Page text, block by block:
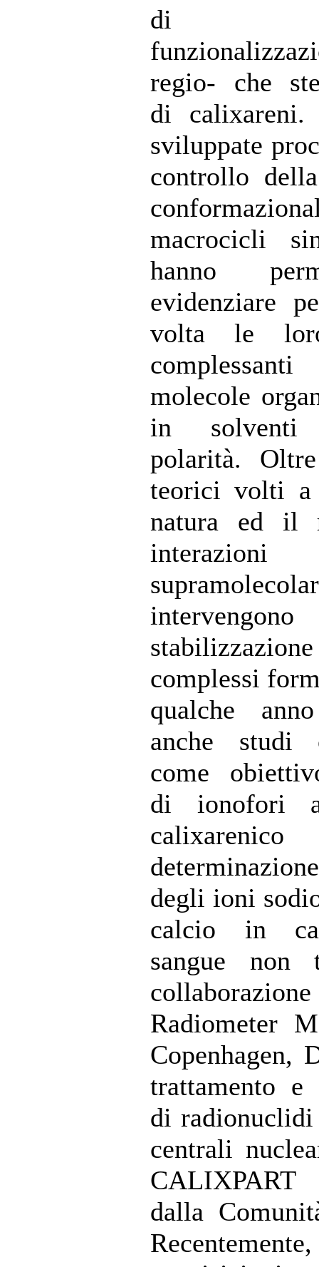
di
regio- che
di calixareni.
sviluppate
controllo
macrocicli
hanno
evidenziare
volta le
molecole
in
polarità.
teorici volti a
natura ed il
interazioni
complessi
qualche
anche studi
come
di ionofori
degli ioni
calcio in
sangue non
Radiometer
Copenhagen,
trattamento e
di
centrali
dalla